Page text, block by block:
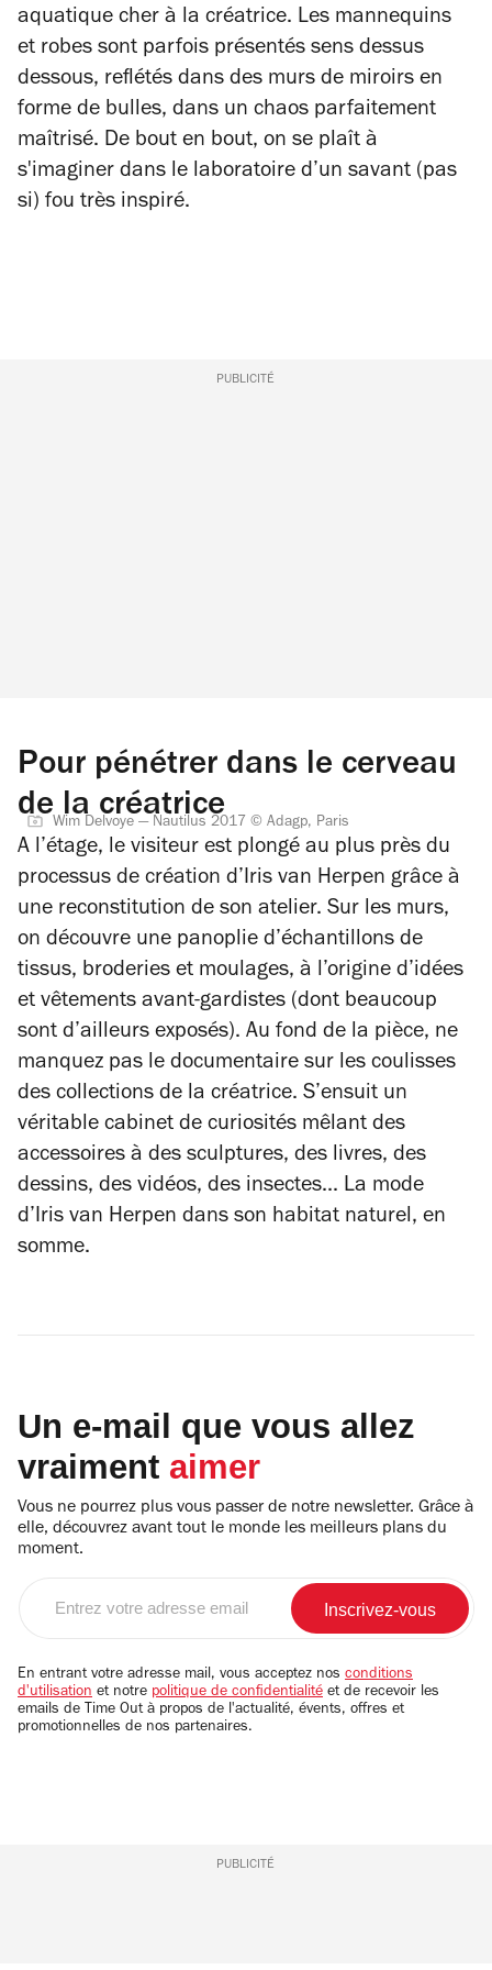
aquatique cher à la créatrice. Les mannequins
et robes sont parfois présentés sens dessus
dessous, reflétés dans des murs de miroirs en
forme de bulles, dans un chaos parfaitement
maîtrisé. De bout en bout, on se plaît à
s'imaginer dans le laboratoire d’un savant (pas
si) fou très inspiré.
PUBLICITÉ
Pour pénétrer dans le cerveau
de la créatrice
Wim Delvoye — Nautilus 2017 © Adagp, Paris
A l’étage, le visiteur est plongé au plus près du
processus de création d’Iris van Herpen grâce à
une reconstitution de son atelier. Sur les murs,
on découvre une panoplie d’échantillons de
tissus, broderies et moulages, à l’origine d’idées
et vêtements avant-gardistes (dont beaucoup
sont d’ailleurs exposés). Au fond de la pièce, ne
manquez pas le documentaire sur les coulisses
des collections de la créatrice. S’ensuit un
véritable cabinet de curiosités mêlant des
accessoires à des sculptures, des livres, des
dessins, des vidéos, des insectes... La mode
d’Iris van Herpen dans son habitat naturel, en
somme.
Un e-mail que vous allez
vraiment aimer
Vous ne pourrez plus vous passer de notre newsletter. Grâce à
elle, découvrez avant tout le monde les meilleurs plans du
moment.
email
En entrant votre adresse mail, vous acceptez nos conditions
d'utilisation et notre politique de confidentialité et de recevoir les
emails de Time Out à propos de l'actualité, évents, offres et
promotionnelles de nos partenaires.
PUBLICITÉ